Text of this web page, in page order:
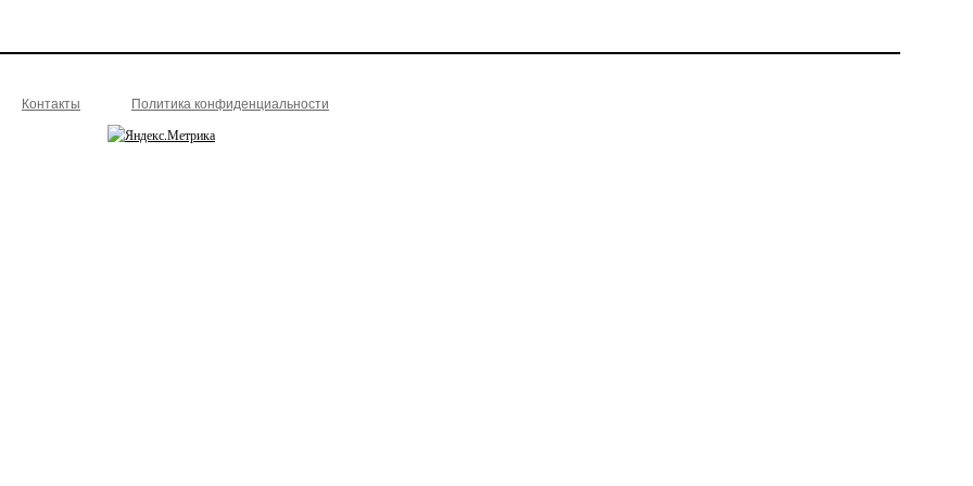
Контакты Политика конфиденциальности